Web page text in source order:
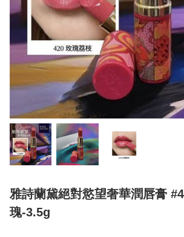
雅詩蘭黛絕對慾望奢華潤唇膏
瑰-3.5g